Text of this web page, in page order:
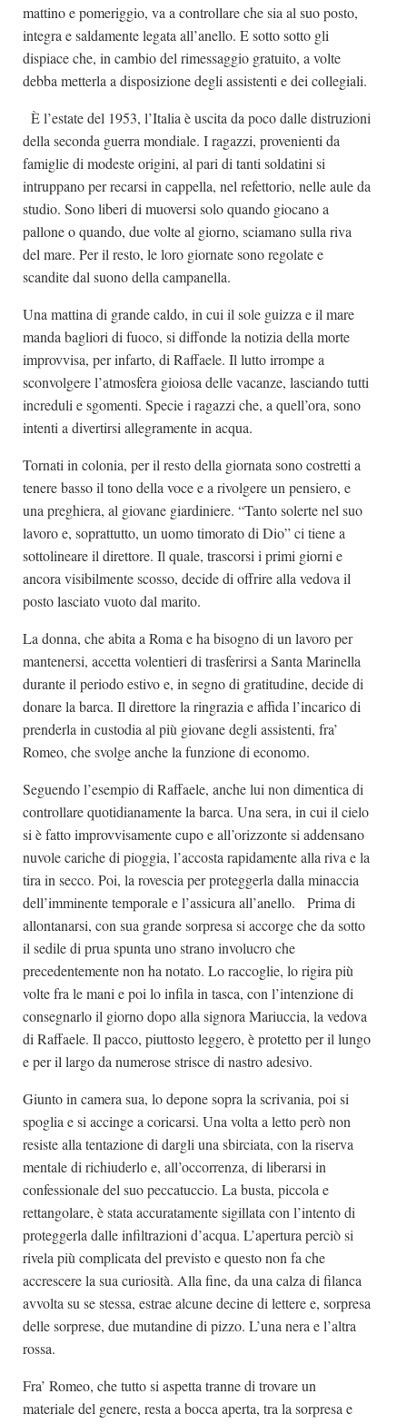
mattino e pomeriggio, va a controllare che sia al suo posto,
integra e saldamente legata all’anello. E sotto sotto gli
dispiace che, in cambio del rimessaggio gratuito, a volte
debba metterla a disposizione degli assistenti e dei collegiali.
È l’estate del 1953, l’Italia è uscita da poco dalle distruzioni
della seconda guerra mondiale. I ragazzi, provenienti da
famiglie di modeste origini, al pari di tanti soldatini si
intruppano per recarsi in cappella, nel refettorio, nelle aule da
studio. Sono liberi di muoversi solo quando giocano a
pallone o quando, due volte al giorno, sciamano sulla riva
del mare. Per il resto, le loro giornate sono regolate e
scandite dal suono della campanella.
Una mattina di grande caldo, in cui il sole guizza e il mare
manda bagliori di fuoco, si diffonde la notizia della morte
improvvisa, per infarto, di Raffaele. Il lutto irrompe a
sconvolgere l’atmosfera gioiosa delle vacanze, lasciando tutti
increduli e sgomenti. Specie i ragazzi che, a quell’ora, sono
intenti a divertirsi allegramente in acqua.
Tornati in colonia, per il resto della giornata sono costretti a
tenere basso il tono della voce e a rivolgere un pensiero, e
una preghiera, al giovane giardiniere. “Tanto solerte nel suo
lavoro e, soprattutto, un uomo timorato di Dio” ci tiene a
sottolineare il direttore. Il quale, trascorsi i primi giorni e
ancora visibilmente scosso, decide di offrire alla vedova il
posto lasciato vuoto dal marito.
La donna, che abita a Roma e ha bisogno di un lavoro per
mantenersi, accetta volentieri di trasferirsi a Santa Marinella
durante il periodo estivo e, in segno di gratitudine, decide di
donare la barca. Il direttore la ringrazia e affida l’incarico di
prenderla in custodia al più giovane degli assistenti, fra’
Romeo, che svolge anche la funzione di economo.
Seguendo l’esempio di Raffaele, anche lui non dimentica di
controllare quotidianamente la barca. Una sera, in cui il cielo
si è fatto improvvisamente cupo e all’orizzonte si addensano
nuvole cariche di pioggia, l’accosta rapidamente alla riva e la
tira in secco. Poi, la rovescia per proteggerla dalla minaccia
dell’imminente temporale e l’assicura all’anello. Prima di
allontanarsi, con sua grande sorpresa si accorge che da sotto
il sedile di prua spunta uno strano involucro che
precedentemente non ha notato. Lo raccoglie, lo rigira più
volte fra le mani e poi lo infila in tasca, con l’intenzione di
consegnarlo il giorno dopo alla signora Mariuccia, la vedova
di Raffaele. Il pacco, piuttosto leggero, è protetto per il lungo
e per il largo da numerose strisce di nastro adesivo.
Giunto in camera sua, lo depone sopra la scrivania, poi si
spoglia e si accinge a coricarsi. Una volta a letto però non
resiste alla tentazione di dargli una sbirciata, con la riserva
mentale di richiuderlo e, all’occorrenza, di liberarsi in
confessionale del suo peccatuccio. La busta, piccola e
rettangolare, è stata accuratamente sigillata con l’intento di
proteggerla dalle infiltrazioni d’acqua. L’apertura perciò si
rivela più complicata del previsto e questo non fa che
accrescere la sua curiosità. Alla fine, da una calza di filanca
avvolta su se stessa, estrae alcune decine di lettere e, sorpresa
delle sorprese, due mutandine di pizzo. L’una nera e l’altra
rossa.
Fra’ Romeo, che tutto si aspetta tranne di trovare un
materiale del genere, resta a bocca aperta, tra la sorpresa e